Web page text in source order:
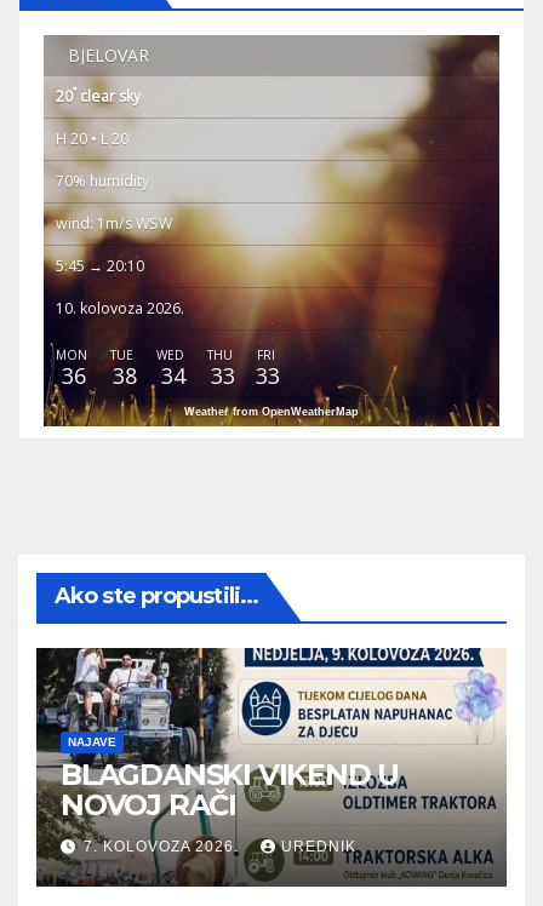
BJELOVAR
20° clear sky
H 20 • L 20
70% humidity
wind: 1m/s WSW
5:45 → 20:10
10. kolovoza 2026.
MON
36
TUE
38
WED
34
THU
33
FRI
33
Weather from OpenWeatherMap
Ako ste propustili...
NAJAVE
BLAGDANSKI VIKEND U
NOVOJ RAČI
7. KOLOVOZA 2026. UREDNIK